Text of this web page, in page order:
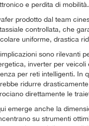
e perdita di mobilità.
prodotto dal team
controllata, che
uniforme, drastica
sono rilevanti
inverter per
per reti intelligenti. In
ridurre
direttamente le
emerge anche la
su strumenti